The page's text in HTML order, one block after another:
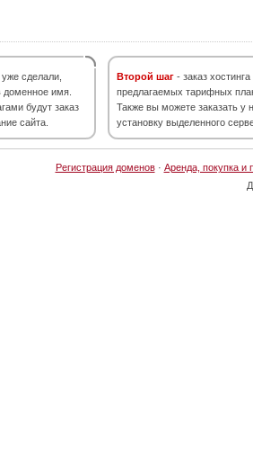
сделали,
доменное имя.
будут заказ
сайта.
Второй шаг - заказ хостинга
предлагаемых тарифных
Также вы можете заказать у
установку выделенного
Регистрация доменов· Аренда, покупка и